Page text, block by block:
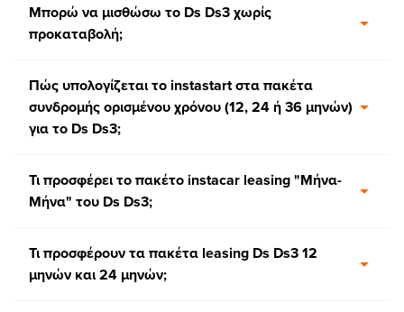
Μπορώ να μισθώσω το Ds Ds3 χωρίς
προκαταβολή;
Πώς υπολογίζεται το instastart στα πακέτα
συνδρομής ορισμένου χρόνου (12, 24 ή 36 μηνών)
για το Ds Ds3;
Τι προσφέρει το πακέτο instacar leasing "Μήνα-
Μήνα" του Ds Ds3;
Τι προσφέρουν τα πακέτα leasing Ds Ds3 12
μηνών και 24 μηνών;